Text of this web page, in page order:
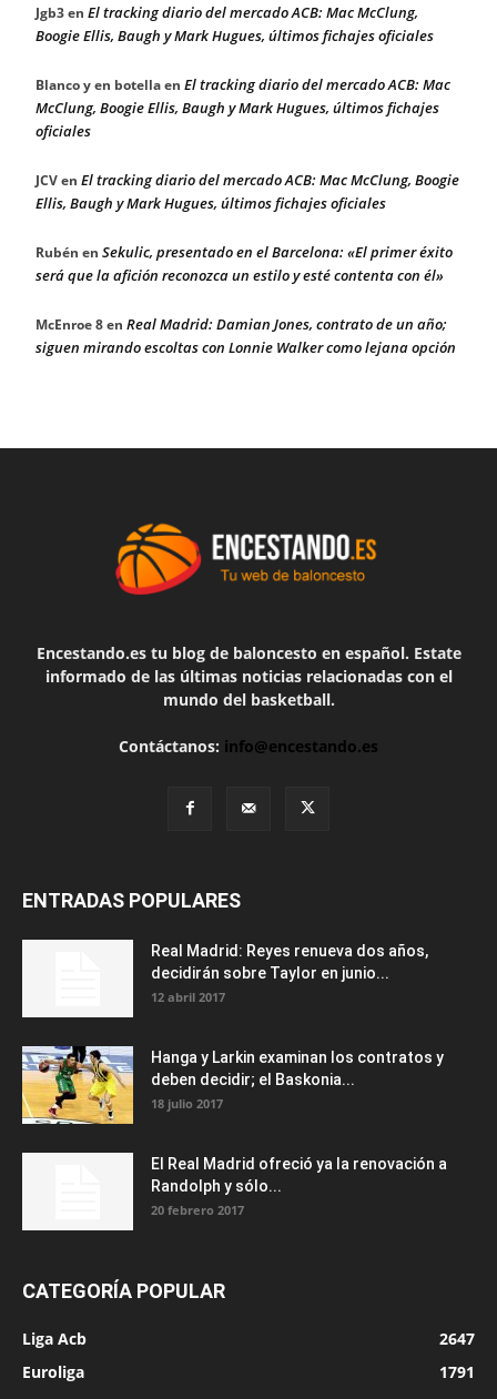
Jgb3en El tracking diario del mercado ACB: Mac McClung,
Boogie Ellis, Baugh y Mark Hugues, últimos fichajes oficiales
Blanco y en botellaen El tracking diario del mercado ACB: Mac
McClung, Boogie Ellis, Baugh y Mark Hugues, últimos fichajes
oficiales
JCVen El tracking diario del mercado ACB: Mac McClung, Boogie
Ellis, Baugh y Mark Hugues, últimos fichajes oficiales
Rubén en Sekulic, presentado en el Barcelona: «El primer éxito
será que la afición reconozca un estilo y esté contenta con él»
McEnroe 8en Real Madrid: Damian Jones, contrato de un año;
siguen mirando escoltas con Lonnie Walker como lejana opción
Encestando.es tu blog de baloncesto en español. Estate
informado de las últimas noticias relacionadas con el
mundo del basketball.
Contáctanos: info@encestando.es
ENTRADAS POPULARES
Real Madrid: Reyes renueva dos años,
decidirán sobre Taylor en junio...
12 abril 2017
Hanga y Larkin examinan los contratos y
deben decidir; el Baskonia...
18 julio 2017
El Real Madrid ofreció ya la renovación a
Randolph y sólo...
20 febrero 2017
CATEGORÍA POPULAR
Liga Acb
2647
Euroliga
1791